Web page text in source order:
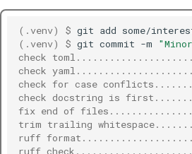
(.venv) $ git add
(.venv)
$ git commit -m
check
check
check for case
check docstring is
fix end of
trim trailing
ruff
ruff